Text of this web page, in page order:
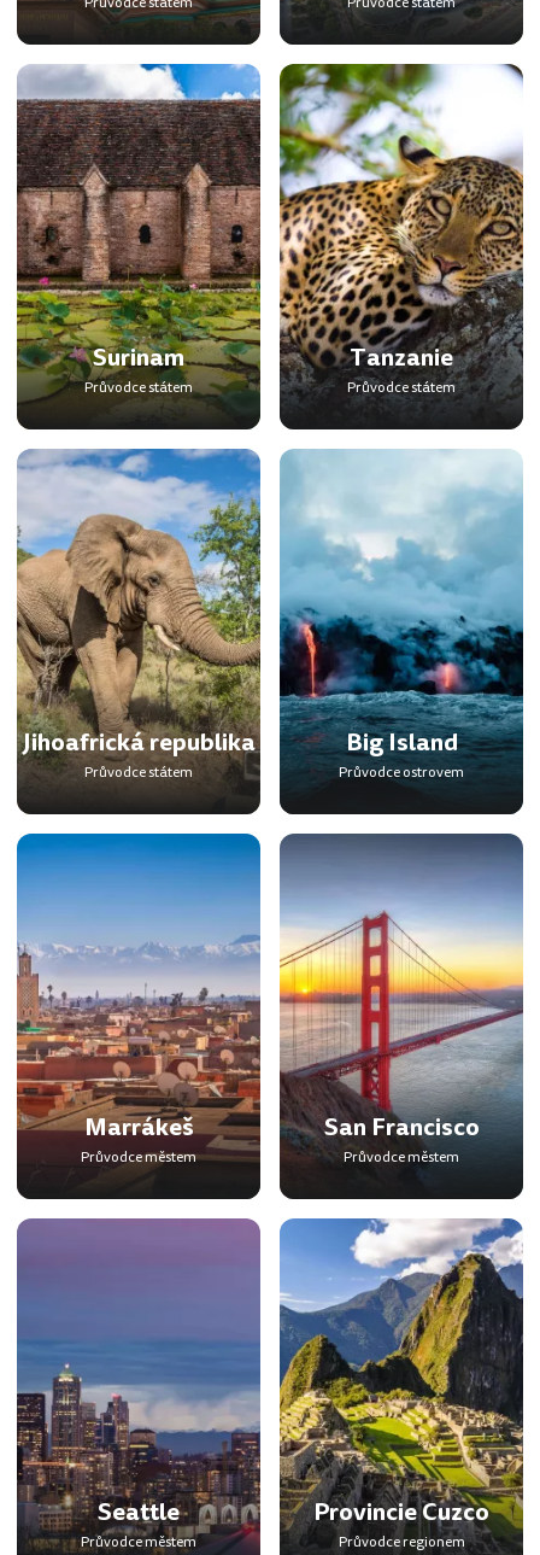
Surinam
Průvodce státem
Tanzanie
Průvodce státem
Jihoafrická republika
Průvodce státem
Big Island
Průvodce ostrovem
Marrákeš
Průvodce městem
San Francisco
Průvodce městem
Seattle
Průvodce městem
Provincie Cuzco
Průvodce regionem